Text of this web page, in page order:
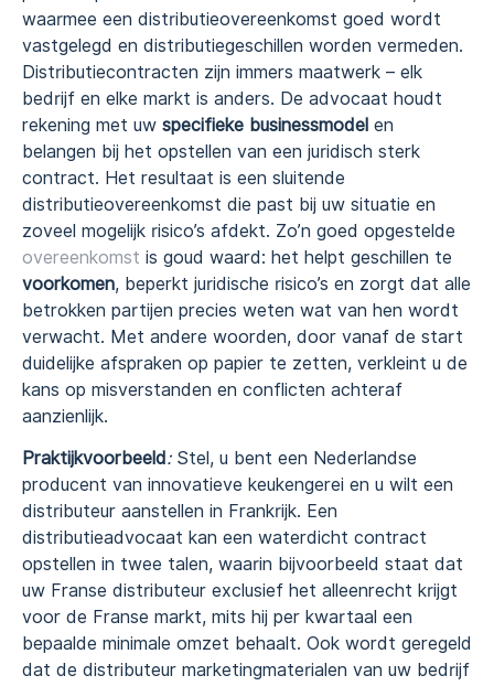
waarmee een distributieovereenkomst goed wordt
vastgelegd en distributiegeschillen worden vermeden.
Distributiecontracten zijn immers maatwerk – elk
bedrijf en elke markt is anders. De advocaat houdt
rekening met uw specifieke businessmodel en
belangen bij het opstellen van een juridisch sterk
contract. Het resultaat is een sluitende
distributieovereenkomst die past bij uw situatie en
zoveel mogelijk risico’s afdekt. Zo’n goed opgestelde
overeenkomst is goud waard: het helpt geschillen te
voorkomen, beperkt juridische risico’s en zorgt dat alle
betrokken partijen precies weten wat van hen wordt
verwacht. Met andere woorden, door vanaf de start
duidelijke afspraken op papier te zetten, verkleint u de
kans op misverstanden en conflicten achteraf
aanzienlijk.
Praktijkvoorbeeld :Stel, u bent een Nederlandse
producent van innovatieve keukengerei en u wilt een
distributeur aanstellen in Frankrijk. Een
distributieadvocaat kan een waterdicht contract
opstellen in twee talen, waarin bijvoorbeeld staat dat
uw Franse distributeur exclusief het alleenrecht krijgt
voor de Franse markt, mits hij per kwartaal een
bepaalde minimale omzet behaalt. Ook wordt geregeld
dat de distributeur marketingmaterialen van uw bedrijf